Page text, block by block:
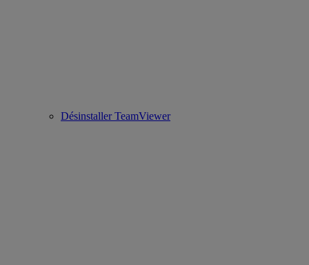
Désinstaller TeamViewer